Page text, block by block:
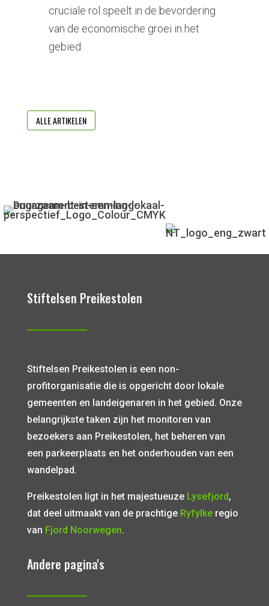
cruciale rol speelt in de bevordering
van de economische groei in het
gebied.
ALLE ARTIKELEN
Stiftelsen Preikestolen
Stiftelsen Preikestolen is een non-
profitorganisatie die is opgericht door lokale
gemeenten en landeigenaren in het gebied. Onze
belangrijkste taken zijn het monitoren van
bezoekers aan Preikestolen, het beheren van
een parkeerplaats en het onderhouden van een
wandelpad.
Preikestolen ligt in het majestueuze Lysefjord,
dat deel uitmaakt van de prachtige Ryfylkeregio
van Fjord Noorwegen.
Andere pagina's